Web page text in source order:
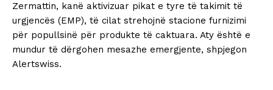
Zermattin, kanë aktivizuar pikat e tyre të takimit të
urgjencës (EMP), të cilat strehojnë stacione furnizimi
për popullsinë për produkte të caktuara. Aty është e
mundur të dërgohen mesazhe emergjente, shpjegon
Alertswiss.